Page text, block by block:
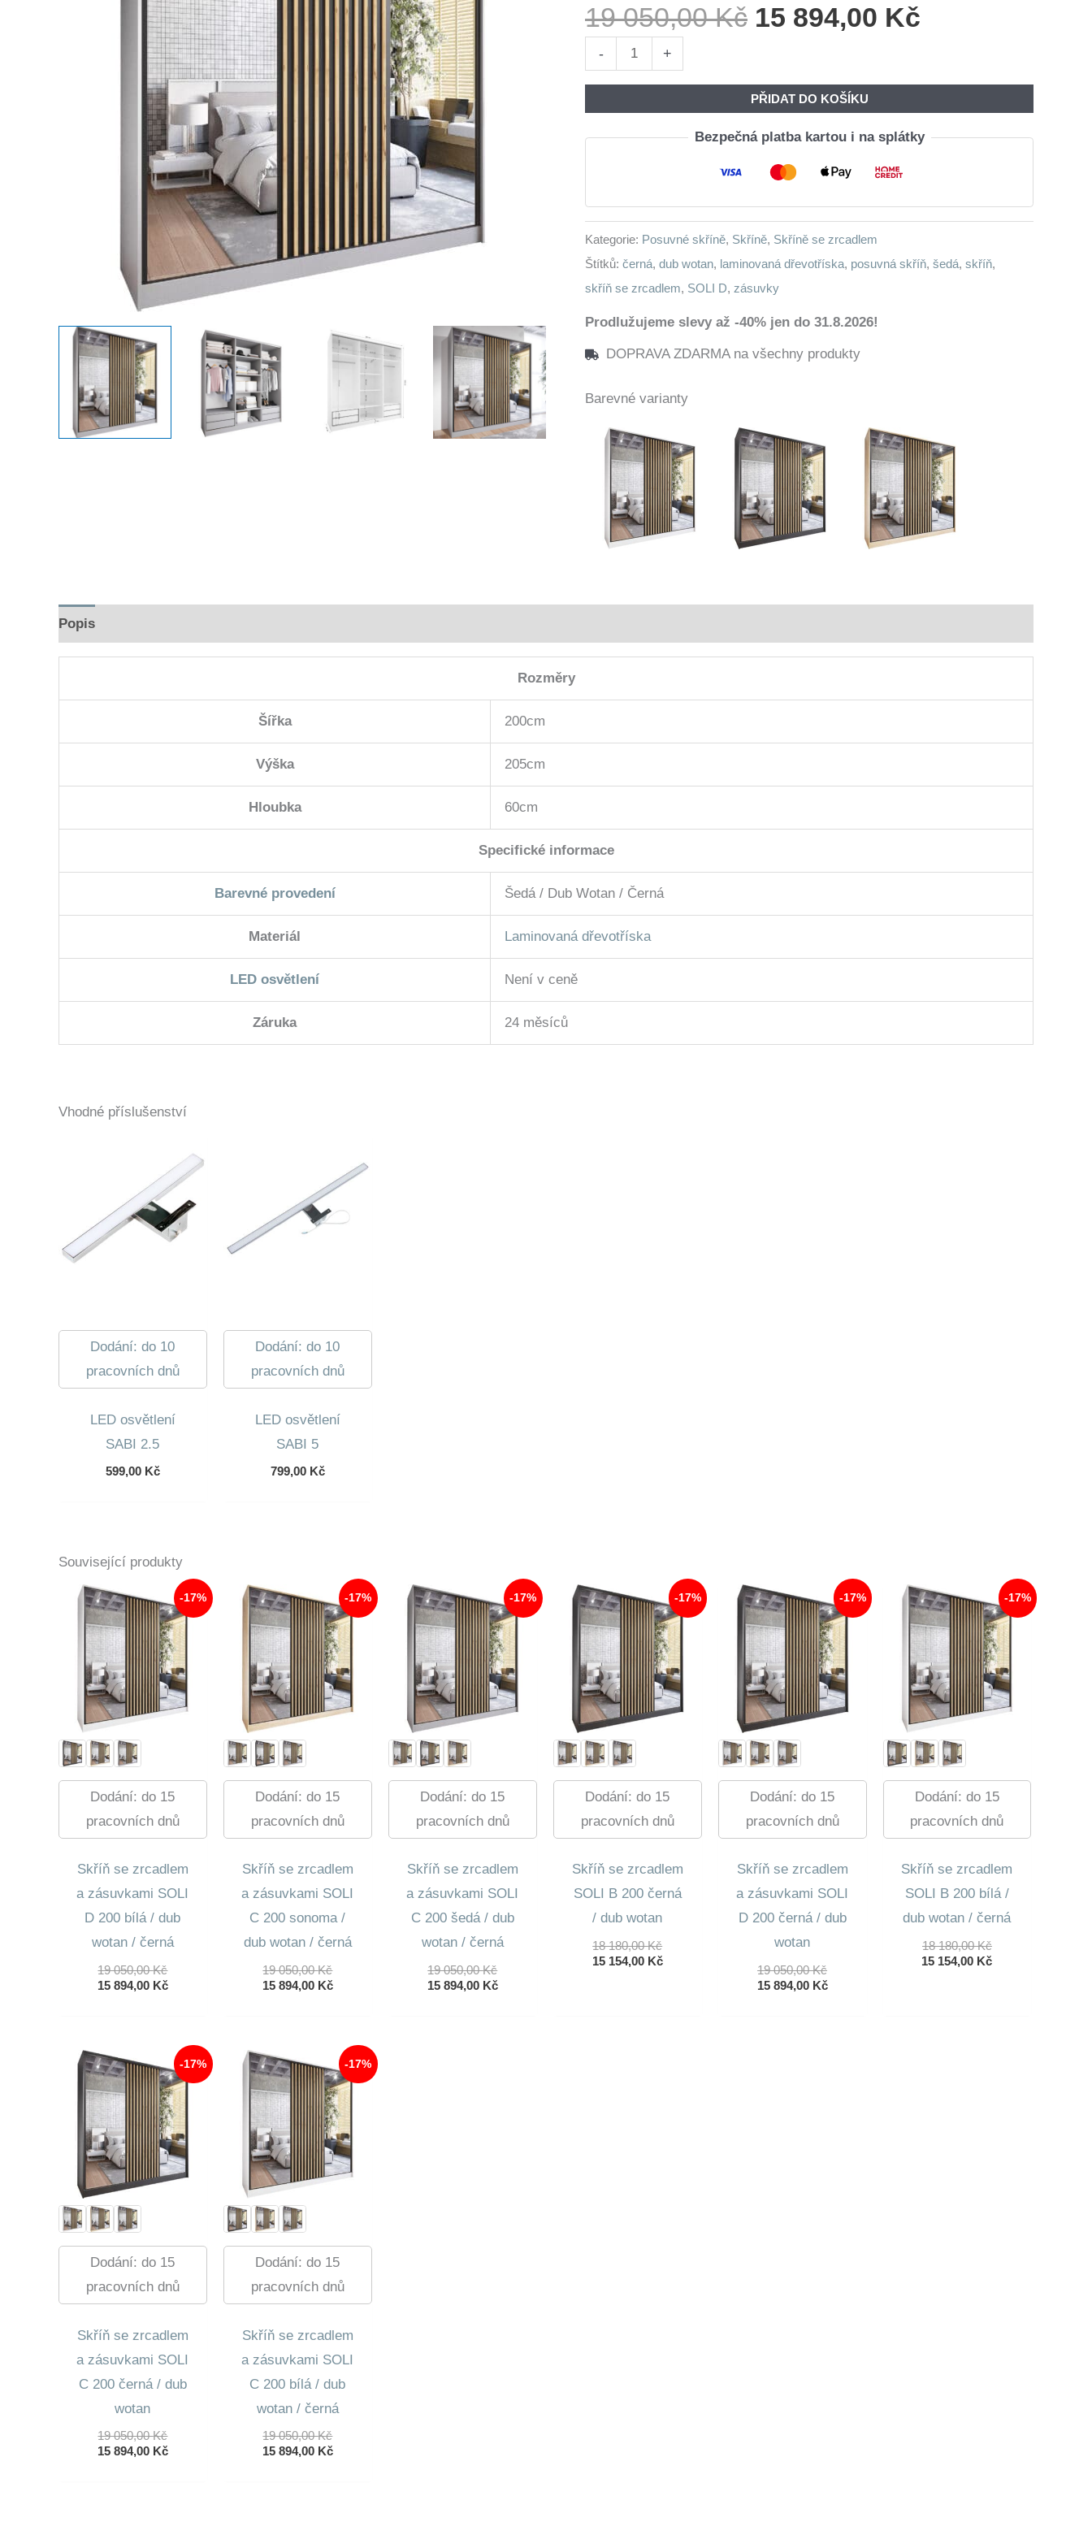
19 050,00Kč Původní
19
050,00 Kč.
15 894,00 Kč
894,00 Kč.
-
se
200
šedá
/
dub
wotan
černá
množství
+
PŘIDAT DO KOŠÍKU
Bezpečná platba kartou i na splátky
Kategorie: Posuvné skříně, Skříně, Skříně se zrcadlem
Štítků: černá, dub wotan, laminovaná dřevotříska, posuvná skříň, šedá, skříň,
skříň se zrcadlem, SOLI D, zásuvky
Prodlužujeme slevy až -40% jen do 31.8.2026!
DOPRAVA ZDARMA na všechny produkty
Barevné varianty
Popis
Rozměry
Šířka 200cm
Výška 205cm
Hloubka 60cm
Specifické informace
Barevné provedení Šedá / Dub Wotan / Černá
Materiál Laminovaná dřevotříska
LED osvětlení Není v ceně
Záruka 24 měsíců
Vhodné příslušenství
Dodání: do 10
pracovních dnů
LED osvětlení
SABI 2.5
599,00 Kč
Dodání: do 10
pracovních dnů
LED osvětlení
SABI 5
799,00 Kč
Související produkty
-17%
Dodání: do 15
pracovních dnů
Skříň se zrcadlem
a zásuvkami SOLI
D 200 bílá / dub
wotan / černá
19 050,00KčPůvodní
Cena
15 894,00 KčAktuální
894,00 Kč.
-17%
Dodání: do 15
pracovních dnů
Skříň se zrcadlem
a zásuvkami SOLI
C 200 sonoma /
dub wotan / černá
19 050,00KčPůvodní
Cena
15 894,00 KčAktuální
894,00 Kč.
-17%
Dodání: do 15
pracovních dnů
Skříň se zrcadlem
a zásuvkami SOLI
C 200 šedá / dub
wotan / černá
19 050,00KčPůvodní
Cena
15 894,00 KčAktuální
-17%
Dodání: do 15
pracovních dnů
Skříň se zrcadlem
SOLI B 200 černá
/ dub wotan
18 180,00KčPůvodní
Cena
15 154,00 KčAktuální
-17%
Dodání: do 15
pracovních dnů
Skříň se zrcadlem
a zásuvkami SOLI
D 200 černá / dub
wotan
19 050,00KčPůvodní
Cena
15 894,00 KčAktuální
-17%
Dodání: do 15
pracovních dnů
Skříň se zrcadlem
SOLI B 200 bílá /
dub wotan / černá
18 180,00KčPůvodní
Cena
15 154,00 KčAktuální
-17%
Dodání: do 15
pracovních dnů
Skříň se zrcadlem
a zásuvkami SOLI
C 200 černá / dub
wotan
19 050,00KčPůvodní
Cena
15 894,00 KčAktuální
-17%
Dodání: do 15
pracovních dnů
Skříň se zrcadlem
a zásuvkami SOLI
C 200 bílá / dub
wotan / černá
19 050,00KčPůvodní
Cena
15 894,00 KčAktuální